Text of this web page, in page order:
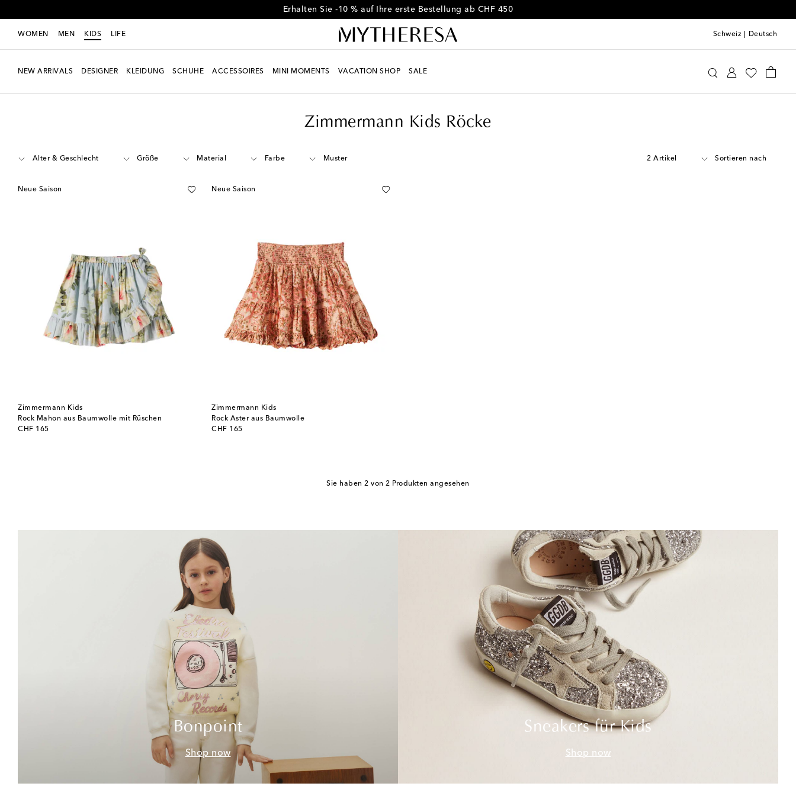
Erhalten Sie -10 % auf Ihre erste Bestellung ab CHF 450
WOMEN MEN KIDS LIFE Schweiz Deutsch
NEW ARRIVALS DESIGNER KLEIDUNG SCHUHE ACCESSOIRES MINI MOMENTS VACATION SHOP SALE
Zimmermann Kids Röcke
Alter & Geschlecht Größe Material Farbe Muster 2 Artikel Sortieren nach
Neue Saison
Zimmermann Kids
Rock Mahon aus Baumwolle mit Rüschen
CHF 165
original price
Neue Saison
Zimmermann Kids
Rock Aster aus Baumwolle
CHF 165
original price
Sie haben 2 von 2 Produkten angesehen
Bonpoint
Shop now
Sneakers für Kids
Shop now